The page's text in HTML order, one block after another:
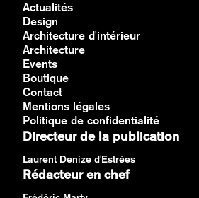
Actualités
Design
Architecture d'intérieur
Architecture
Events
Boutique
Contact
Mentions légales
Politique de confidentialité
Directeur de la publication
Laurent Denize d'Estrées
Rédacteur en chef